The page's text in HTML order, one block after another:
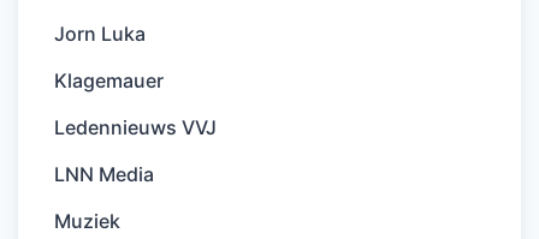
Jorn Luka
Klagemauer
Ledennieuws VVJ
LNN Media
Muziek